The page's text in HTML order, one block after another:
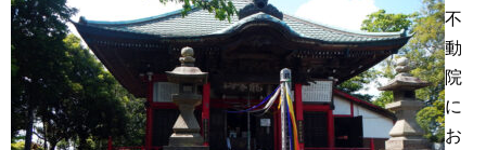
不
動
院
に
お